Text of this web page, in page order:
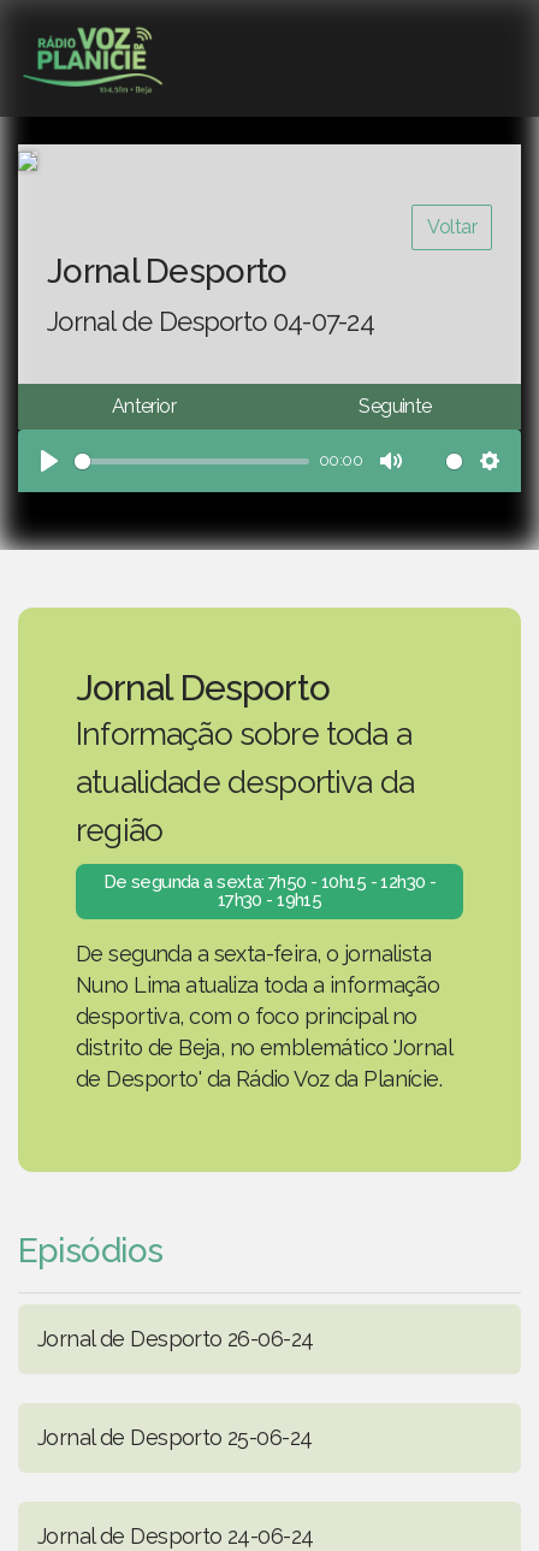
Voltar
Jornal Desporto
Jornal de Desporto 04-07-24
Anterior Seguinte
Play
00:00
Mute
Jornal Desporto
Informação sobre toda a
atualidade desportiva da
região
De segunda a sexta: 7h50 - 10h15 - 12h30 -
17h30 - 19h15
De segunda a sexta-feira, o jornalista
Nuno Lima atualiza toda a informação
desportiva, com o foco principal no
distrito de Beja, no emblemático 'Jornal
de Desporto' da Rádio Voz da Planície.
Episódios
Jornal de Desporto 26-06-24
Jornal de Desporto 25-06-24
Jornal de Desporto 24-06-24